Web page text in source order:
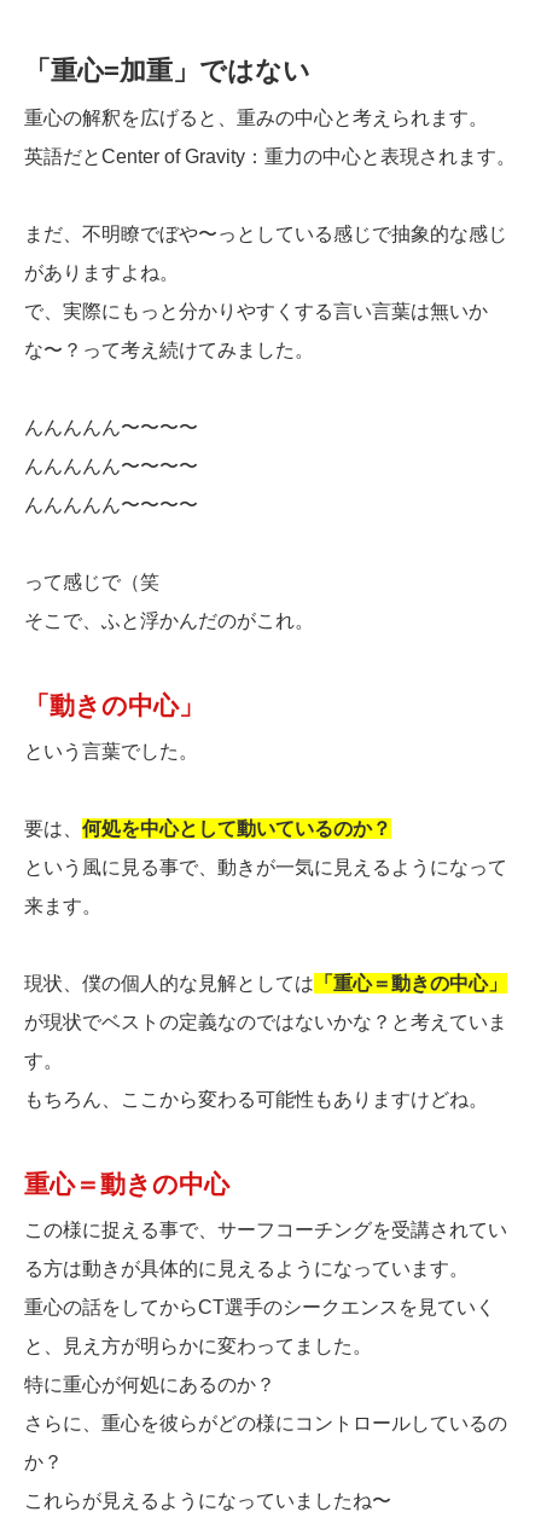
「重心=加重」ではない
重心の解釈を広げると、重みの中心と考えられます。
英語だとCenter of Gravity：重力の中心と表現されます。
まだ、不明瞭でぼや〜っとしている感じで抽象的な感じ
がありますよね。
で、実際にもっと分かりやすくする言い言葉は無いか
な〜？って考え続けてみました。
んんんんん〜〜〜〜
んんんんん〜〜〜〜
んんんんん〜〜〜〜
って感じで（笑
そこで、ふと浮かんだのがこれ。
「動きの中心」
という言葉でした。
要は、 何処を中心として動いているのか？
という風に見る事で、動きが一気に見えるようになって
来ます。
現状、僕の個人的な見解としては 「重心＝動きの中心」
が現状でベストの定義なのではないかな？と考えていま
す。
もちろん、ここから変わる可能性もありますけどね。
重心＝動きの中心
この様に捉える事で、サーフコーチングを受講されてい
る方は動きが具体的に見えるようになっています。
重心の話をしてからCT選手のシークエンスを見ていく
と、見え方が明らかに変わってました。
特に重心が何処にあるのか？
さらに、重心を彼らがどの様にコントロールしているの
か？
これらが見えるようになっていましたね〜